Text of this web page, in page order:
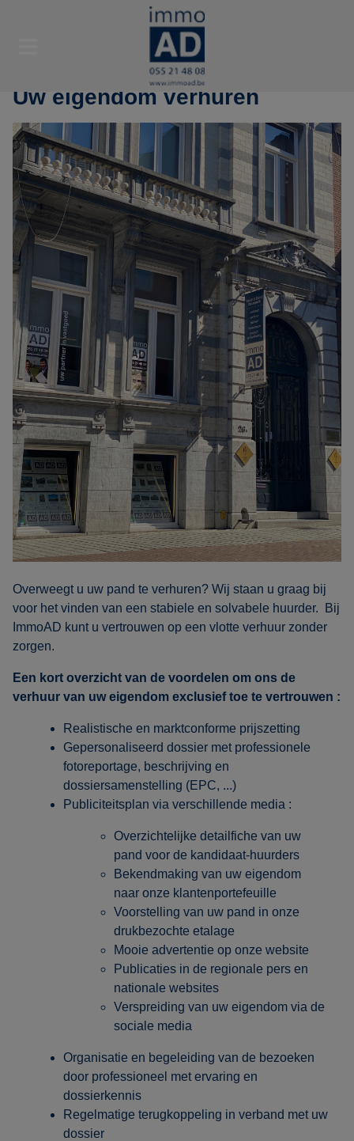
Uw eigendom verhuren
Overweegt u uw pand te verhuren? Wij staan u graag bij
voor het vinden van een stabiele en solvabele huurder. Bij
ImmoAD kunt u vertrouwen op een vlotte verhuur zonder
zorgen.
Een kort overzicht van de voordelen om ons de
verhuur van uw eigendom exclusief toe te vertrouwen :
Realistische en marktconforme prijszetting
Gepersonaliseerd dossier met professionele
fotoreportage, beschrijving en
dossiersamenstelling (EPC, ...)
Publiciteitsplan via verschillende media :
Overzichtelijke detailfiche van uw
pand voor de kandidaat-huurders
Bekendmaking van uw eigendom
naar onze klantenportefeuille
Voorstelling van uw pand in onze
drukbezochte etalage
Mooie advertentie op onze website
Publicaties in de regionale pers en
nationale websites
Verspreiding van uw eigendom via de
sociale media
Organisatie en begeleiding van de bezoeken
door professioneel met ervaring en
dossierkennis
Regelmatige terugkoppeling in verband met uw
dossier